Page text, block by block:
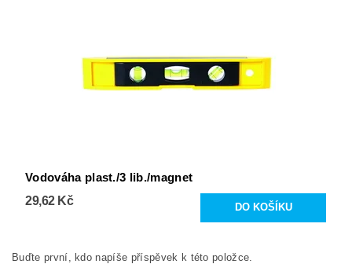
Vodováha plast./3 lib./magnet
29,62 Kč
Buďte první, kdo napíše příspěvek k této položce.